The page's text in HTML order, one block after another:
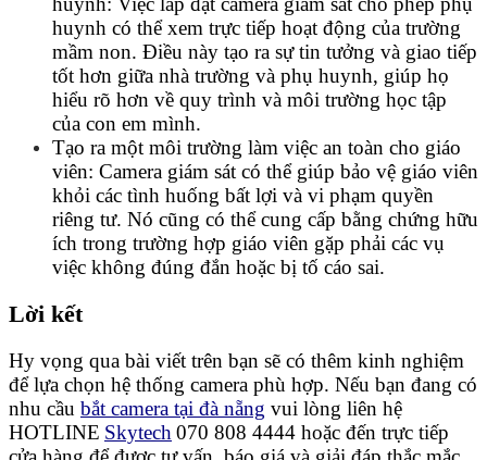
huynh có thể xem trực tiếp hoạt động của trường
mầm non. Điều này tạo ra sự tin tưởng và giao tiếp
tốt hơn giữa nhà trường và phụ huynh, giúp họ
hiểu rõ hơn về quy trình và môi trường học tập
của con em mình.
Tạo ra một môi trường làm việc an toàn cho giáo
viên: Camera giám sát có thể giúp bảo vệ giáo viên
khỏi các tình huống bất lợi và vi phạm quyền
riêng tư. Nó cũng có thể cung cấp bằng chứng hữu
ích trong trường hợp giáo viên gặp phải các vụ
việc không đúng đắn hoặc bị tố cáo sai.
Lời kết
Hy vọng qua bài viết trên bạn sẽ có thêm kinh nghiệm
để lựa chọn hệ thống camera phù hợp. Nếu bạn đang có
nhu cầu bắt camera tại đà nẵng vui lòng liên hệ
HOTLINE Skytech 070 808 4444 hoặc đến trực tiếp